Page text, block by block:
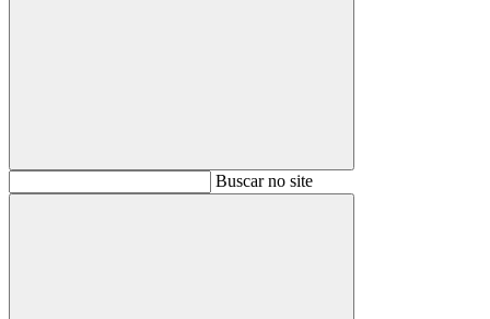
BuscarBuscar no site